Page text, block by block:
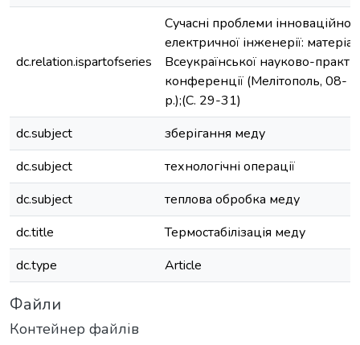
dc.relation.ispartofseries
Сучасні проблеми
електричної інженерії:
Всеукраїнської науково-
конференції (Мелітополь, 08-
р.);(С. 29-31)
dc.subject
зберігання меду
dc.subject
технологічні операції
dc.subject
теплова обробка меду
dc.title
Термостабілізація меду
dc.type
Article
Файли
Контейнер файлів